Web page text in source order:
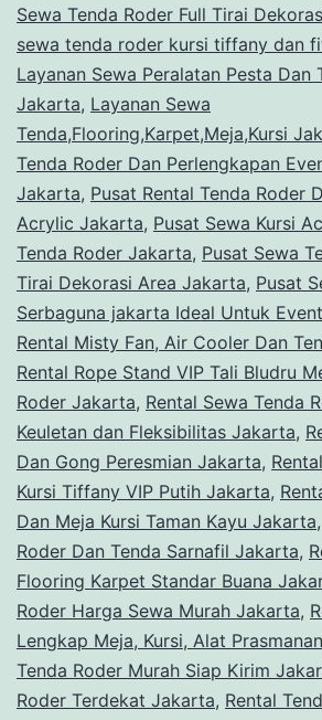
Sewa Tenda Roder Full Tirai
sewa tenda roder kursi tiffany dan
Layanan Sewa Peralatan Pesta Dan
Jakarta, Layanan Sewa
Tenda,Flooring,Karpet,Meja,Kursi
Tenda Roder Dan Perlengkapan
Jakarta, Pusat Rental Tenda Roder
Acrylic Jakarta, Pusat Sewa Kursi
Tenda Roder Jakarta, Pusat Sewa
Tirai Dekorasi Area Jakarta, Pusat
Serbaguna jakarta Ideal Untuk
Rental Misty Fan, Air Cooler Dan
Rental Rope Stand VIP Tali Bludru
Roder Jakarta, Rental Sewa Tenda
Keuletan dan Fleksibilitas Jakarta,
Dan Gong Peresmian Jakarta,
Kursi Tiffany VIP Putih Jakarta,
Dan Meja Kursi Taman Kayu Jakarta,
Roder Dan Tenda Sarnafil Jakarta,
Flooring Karpet Standar Buana
Roder Harga Sewa Murah Jakarta,
Lengkap Meja, Kursi, Alat
Tenda Roder Murah Siap Kirim
Roder Terdekat Jakarta, Rental